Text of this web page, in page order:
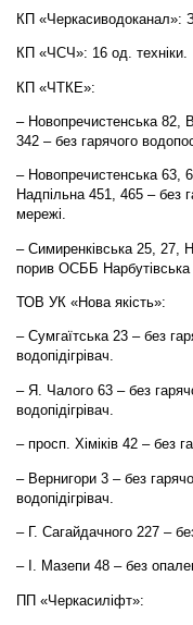
КП «Черкасиводоканал»:
КП «ЧСЧ»: 16 од. техніки.
КП «ЧТКЕ»:
– Новопречистенська 82,
342 – без гарячого
– Новопречистенська 63,
Надпільна 451, 465 – без
мережі.
– Симиренківська 25, 27,
порив ОСББ Нарбутівська
ТОВ УК «Нова якість»:
– Сумгаїтська 23 – без
водопідігрівач.
– Я. Чалого 63 – без
водопідігрівач.
– просп. Хіміків 42 – без
– Вернигори 3 – без
водопідігрівач.
– Г. Сагайдачного 227 –
– І. Мазепи 48 – без
ПП «Черкасиліфт»: